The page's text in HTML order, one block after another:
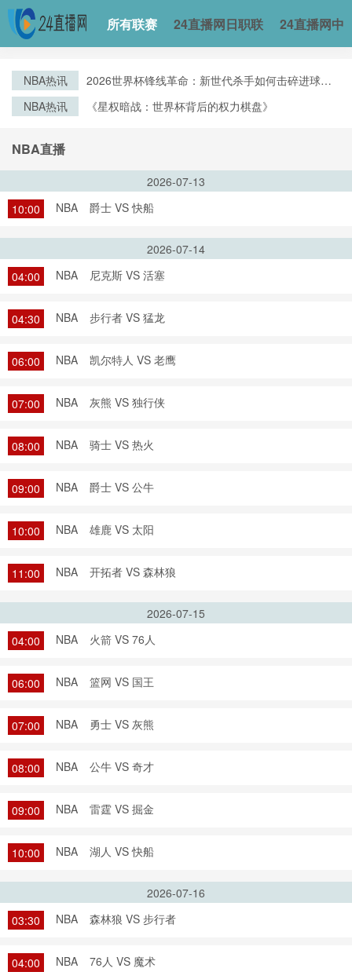
所有联赛 24直播网日职联 24直播网中
NBA热讯
2026世界杯锋线革命：新世代杀手如何击碎进球纪
NBA热讯 《星权暗战：世界杯背后的权力棋盘》
NBA直播
2026-07-13
10:00
NBA 爵士 VS 快船
2026-07-14
04:00
NBA 尼克斯 VS 活塞
04:30 NBA 步行者 VS 猛龙
06:00 NBA 凯尔特人 VS 老鹰
07:00 NBA 灰熊 VS 独行侠
08:00 NBA 骑士 VS 热火
09:00 NBA 爵士 VS 公牛
10:00 NBA 雄鹿 VS 太阳
11:00 NBA 开拓者 VS 森林狼
2026-07-15
04:00
NBA 火箭 VS 76人
06:00 NBA 篮网 VS 国王
07:00 NBA 勇士 VS 灰熊
08:00 NBA 公牛 VS 奇才
09:00 NBA 雷霆 VS 掘金
10:00 NBA 湖人 VS 快船
2026-07-16
03:30
NBA 森林狼 VS 步行者
04:00 NBA 76人 VS 魔术